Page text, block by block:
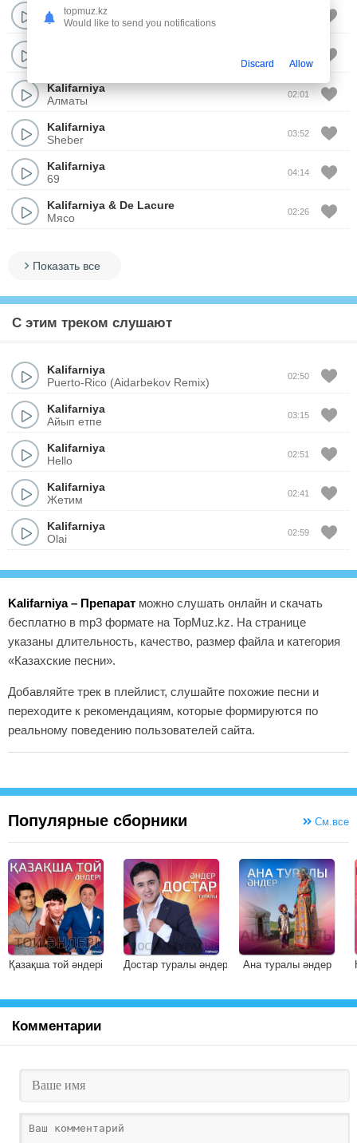
Kalifarniya
Балауса
Kalifarniya
Алматы
02:01
Kalifarniya
Sheber
03:52
Kalifarniya
69
04:14
Kalifarniya & De Lacure
Мясо
02:26
Показать все
С этим треком слушают
Kalifarniya
Puerto-Rico (Aidarbekov Remix)
02:50
Kalifarniya
Айып етпе
03:15
Kalifarniya
Hello
02:51
Kalifarniya
Жетим
02:41
Kalifarniya
Olai
02:59
Kalifarniya – Препарат можно слушать онлайн и скачать
бесплатно в mp3 формате на TopMuz.kz. На странице
указаны длительность, качество, размер файла и категория
«Казахские песни».
Добавляйте трек в плейлист, слушайте похожие песни и
переходите к рекомендациям, которые формируются по
реальному поведению пользователей сайта.
Популярные сборники См.все
Қазақша той әндері Достар туралы әндер Ана туралы әндер
Комментарии
topmuz.kz
Would like to send you notifications
Discard Allow